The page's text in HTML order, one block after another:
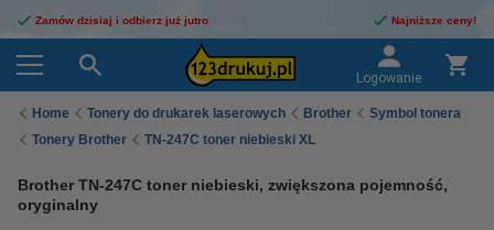
Zamów dzisiaj i odbierz już jutro Najniższe ceny!
Logowanie
Home Tonery do drukarek laserowych Brother
Symbol tonera
Tonery Brother
TN-247C toner niebieski XL
Brother TN-247C toner niebieski, zwiększona pojemność,
oryginalny